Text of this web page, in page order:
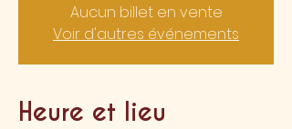
Aucun billet en vente
Voir d'autres événements
Heure et lieu